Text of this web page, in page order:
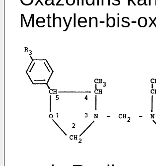
Methylen-bis-